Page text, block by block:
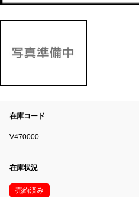
在庫コード
V470000
在庫状況
売約済み